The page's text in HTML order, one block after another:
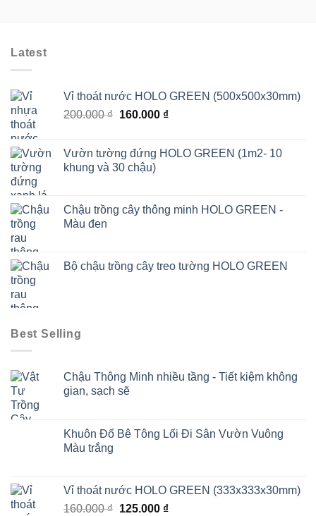
Latest
Vỉ thoát nước HOLO GREEN (500x500x30mm)
200.000₫ Giá
200.000 ₫.
160.000 ₫Giá
là:
Vườn tường đứng HOLO GREEN (1m2- 10
khung và 30 chậu)
Chậu trồng cây thông minh HOLO GREEN -
Màu đen
Bộ chậu trồng cây treo tường HOLO GREEN
Best Selling
Chậu Thông Minh nhiều tầng - Tiết kiệm không
gian, sạch sẽ
Khuôn Đổ Bê Tông Lối Đi Sân Vườn Vuông
Màu trắng
Vỉ thoát nước HOLO GREEN (333x333x30mm)
160.000₫ Giá
125.000 ₫Giá